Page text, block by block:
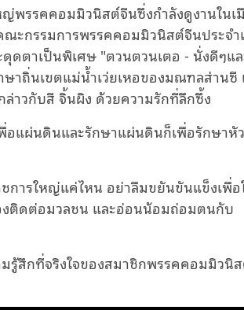
พรรคคอมมิวนิสต์จีนซึ่งกําลังดูงานในเ
ะกรรมการพรรคคอมมิวนิสต์จีนประจำ
ดตาเป็นพิเศษ "ตวนตวนเตอ - นั่งดีๆแ
าถิ่นเขตแม่น้ำเว่ยเหอของมณฑลส่านซี
าวกับสี จิ้นผิง ด้วยความรักที่ลึกซึ้ง
แผ่นดินและรักษาแผ่นดินก็เพื่อรักษาหั
การใหญ่แค่ไหน อย่าลืมขยันขันแข็งเพื่อ
งติดต่อมวลชน และอ่อนน้อมถ่อมตนกับ
สึกที่จริงใจของสมาชิกพรรคคอมมิวนิ